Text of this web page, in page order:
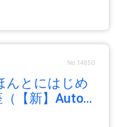
No.14850
んとにはじめ
【新】Auto...